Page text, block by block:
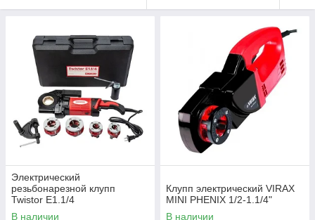
Электрический
резьбонарезной клупп
Twistor E1.1/4
В наличии
Клупп электрический VIRAX
MINI PHENIX 1/2-1.1/4"
В наличии